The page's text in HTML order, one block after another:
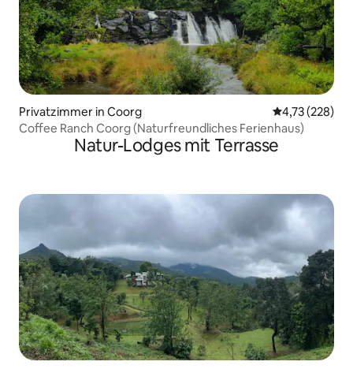
Privatzimmer in Coorg
4,73 (228)
Coffee Ranch Coorg (Naturfreundliches Ferienhaus)
Natur-Lodges mit Terrasse